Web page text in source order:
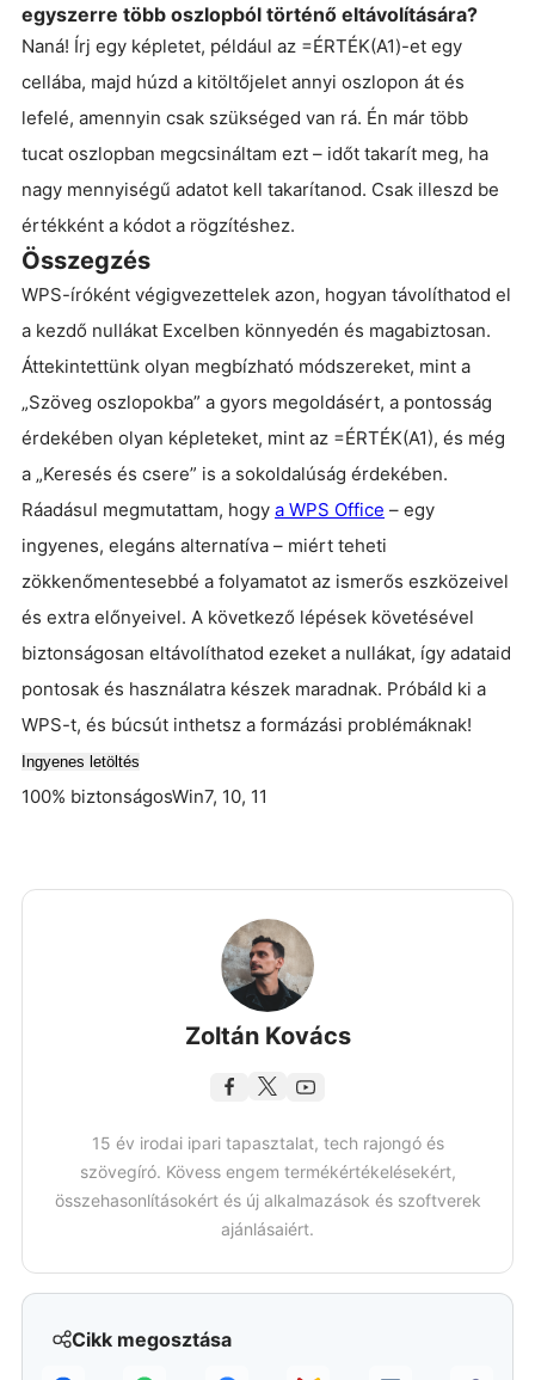
Cikk megosztása
egyszerre több oszlopból történő eltávolítására?
Naná! Írj egy képletet, például az =ÉRTÉK(A1)-et egy
cellába, majd húzd a kitöltőjelet annyi oszlopon át és
lefelé, amennyin csak szükséged van rá. Én már több
tucat oszlopban megcsináltam ezt – időt takarít meg, ha
nagy mennyiségű adatot kell takarítanod. Csak illeszd be
értékként a kódot a rögzítéshez.
Összegzés
WPS-íróként végigvezettelek azon, hogyan távolíthatod el
a kezdő nullákat Excelben könnyedén és magabiztosan.
Áttekintettünk olyan megbízható módszereket, mint a
„Szöveg oszlopokba” a gyors megoldásért, a pontosság
érdekében olyan képleteket, mint az =ÉRTÉK(A1), és még
a „Keresés és csere” is a sokoldalúság érdekében.
Ráadásul megmutattam, hogy a WPS Office – egy
ingyenes, elegáns alternatíva – miért teheti
zökkenőmentesebbé a folyamatot az ismerős eszközeivel
és extra előnyeivel. A következő lépések követésével
biztonságosan eltávolíthatod ezeket a nullákat, így adataid
pontosak és használatra készek maradnak. Próbáld ki a
WPS-t, és búcsút inthetsz a formázási problémáknak!
Ingyenes letöltés
100% biztonságosWin7, 10, 11
Zoltán Kovács
15 év irodai ipari tapasztalat, tech rajongó és
szövegíró. Kövess engem termékértékelésekért,
összehasonlításokért és új alkalmazások és szoftverek
ajánlásaiért.